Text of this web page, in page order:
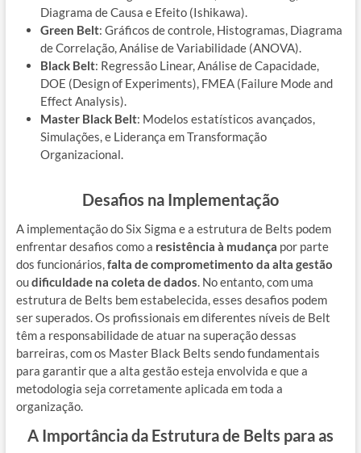
Diagrama de Causa e Efeito (Ishikawa).
Green Belt: Gráficos de controle, Histogramas, Diagrama
de Correlação, Análise de Variabilidade (ANOVA).
Black Belt: Regressão Linear, Análise de Capacidade,
DOE (Design of Experiments), FMEA (Failure Mode and
Effect Analysis).
Master Black Belt: Modelos estatísticos avançados,
Simulações, e Liderança em Transformação
Organizacional.
Desafios na Implementação
A implementação do Six Sigma e a estrutura de Belts podem
enfrentar desafios como a resistência à mudança por parte
dos funcionários,falta de comprometimento da alta gestão
oudificuldade na coleta de dados. No entanto, com uma
estrutura de Belts bem estabelecida, esses desafios podem
ser superados. Os profissionais em diferentes níveis de Belt
têm a responsabilidade de atuar na superação dessas
barreiras, com os Master Black Belts sendo fundamentais
para garantir que a alta gestão esteja envolvida e que a
metodologia seja corretamente aplicada em toda a
organização.
A Importância da Estrutura de Belts para as